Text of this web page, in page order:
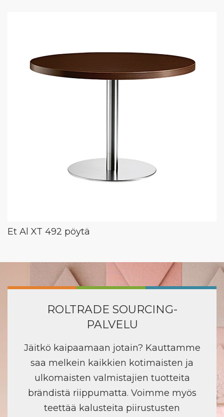
Et Al XT 492 pöytä
ROLTRADE SOURCING-
PALVELU
Jäitkö kaipaamaan jotain? Kauttamme
saa melkein kaikkien kotimaisten ja
ulkomaisten valmistajien tuotteita
brändistä riippumatta. Voimme myös
teettää kalusteita piirustusten